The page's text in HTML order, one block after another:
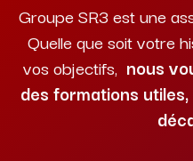
Groupe SR3 est une
Quelle que soit votre
vos objectifs, nous
des formations